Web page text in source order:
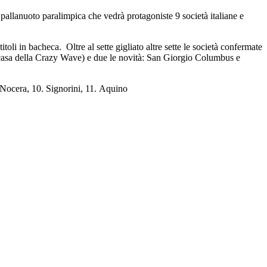
paralimpica che vedrà protagoniste 9 società italiane e
in bacheca. Oltre al sette gigliato altre sette le società confermate
della Crazy Wave) e due le novità: San Giorgio Columbus e
10. ⁠Signorini, 11. ⁠Aquino